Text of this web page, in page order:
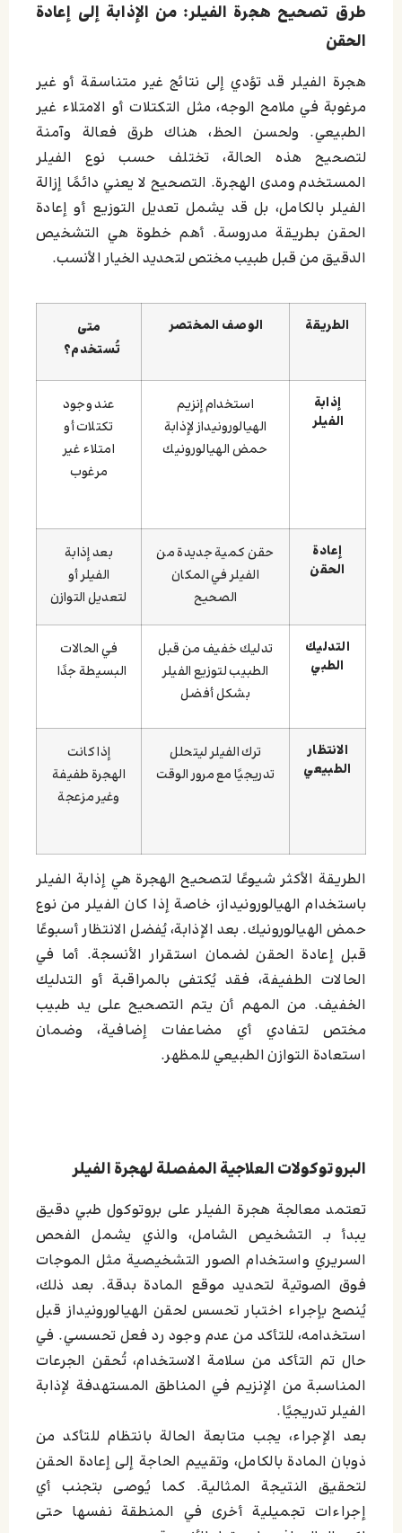
طرق تصحيح هجرة الفيلر: من الإذابة إلى إعادة
الحقن
هجرة الفيلر قد تؤدي إلى نتائج غير متناسقة أو غير
مرغوبة في ملامح الوجه، مثل التكتلات أو الامتلاء غير
الطبيعي. ولحسن الحظ، هناك طرق فعالة وآمنة
لتصحيح هذه الحالة، تختلف حسب نوع الفيلر
المستخدم ومدى الهجرة. التصحيح لا يعني دائمًا إزالة
الفيلر بالكامل، بل قد يشمل تعديل التوزيع أو إعادة
الحقن بطريقة مدروسة. أهم خطوة هي التشخيص
الدقيق من قبل طبيب مختص لتحديد الخيار الأنسب.
الطريقة الوصف المختصر
متى
تُستخدم؟
إذابة
الفيلر
استخدام إنزيم
الهيالورونيداز لإذابة
حمض الهيالورونيك
عند وجود
تكتلات أو
امتلاء غير
مرغوب
إعادة
الحقن
حقن كمية جديدة من
الفيلر في المكان
الصحيح
بعد إذابة
الفيلر أو
لتعديل التوازن
التدليك
الطبي
تدليك خفيف من قبل
الطبيب لتوزيع الفيلر
بشكل أفضل
في الحالات
البسيطة جدًا
الانتظار
الطبيعي
ترك الفيلر ليتحلل
تدريجيًا مع مرور الوقت
إذا كانت
الهجرة طفيفة
وغير مزعجة
الطريقة الأكثر شيوعًا لتصحيح الهجرة هي إذابة الفيلر
باستخدام الهيالورونيداز، خاصة إذا كان الفيلر من نوع
حمض الهيالورونيك. بعد الإذابة، يُفضل الانتظار أسبوعًا
قبل إعادة الحقن لضمان استقرار الأنسجة. أما في
الحالات الطفيفة، فقد يُكتفى بالمراقبة أو التدليك
الخفيف. من المهم أن يتم التصحيح على يد طبيب
مختص لتفادي أي مضاعفات إضافية، وضمان
استعادة التوازن الطبيعي للمظهر.
البروتوكولات العلاجية المفصلة لهجرة الفيلر
تعتمد معالجة هجرة الفيلر على بروتوكول طبي دقيق
يبدأ بـ التشخيص الشامل، والذي يشمل الفحص
السريري واستخدام الصور التشخيصية مثل الموجات
فوق الصوتية لتحديد موقع المادة بدقة. بعد ذلك،
يُنصح بإجراء اختبار تحسس لحقن الهيالورونيداز قبل
استخدامه، للتأكد من عدم وجود رد فعل تحسسي. في
حال تم التأكد من سلامة الاستخدام، تُحقن الجرعات
المناسبة من الإنزيم في المناطق المستهدفة لإذابة
الفيلر تدريجيًا.
بعد الإجراء، يجب متابعة الحالة بانتظام للتأكد من
ذوبان المادة بالكامل، وتقييم الحاجة إلى إعادة الحقن
لتحقيق النتيجة المثالية. كما يُوصى بتجنب أي
إجراءات تجميلية أخرى في المنطقة نفسها حتى